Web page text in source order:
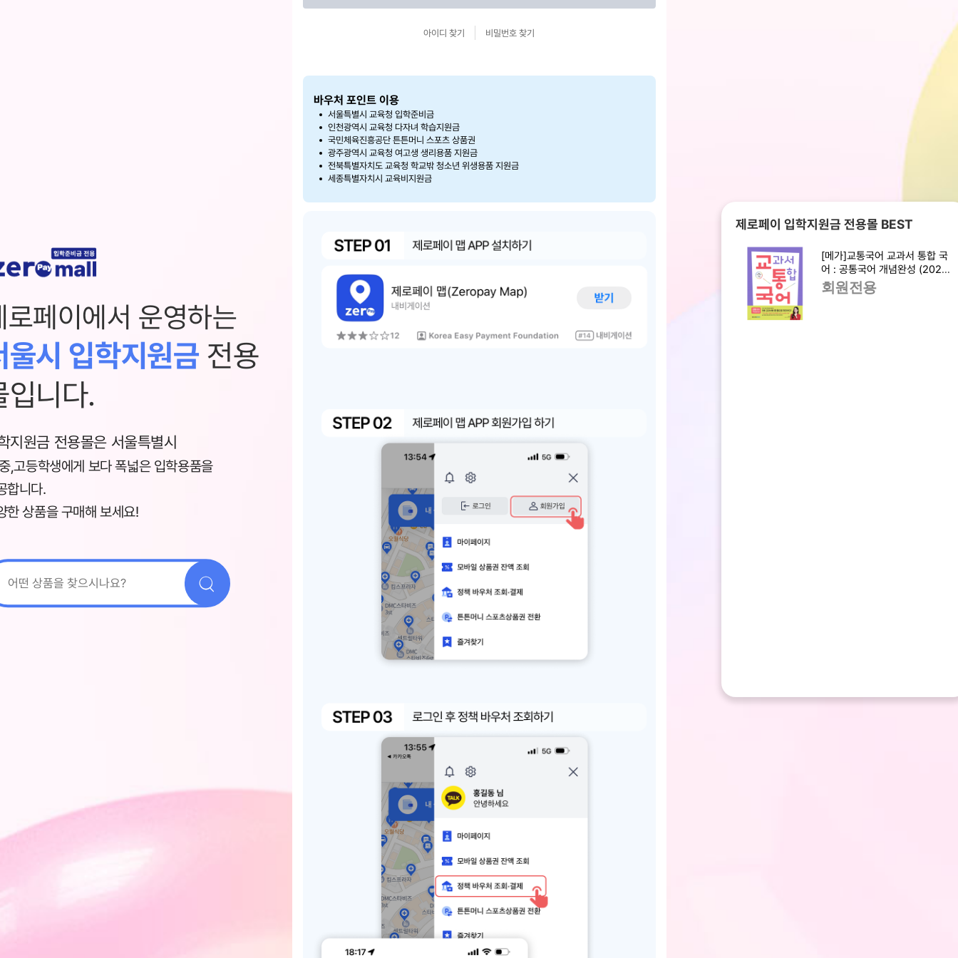
제로페이 입학지원금 전용몰 BEST
[메가]교통국어 교과서 통합 국
어 : 공통국어 개념완성 (2025
년)
회원전용
아이디 찾기 비밀번호 찾기
바우처 포인트 이용
서울특별시 교육청 입학준비금
인천광역시 교육청 다자녀 학습지원금
국민체육진흥공단 튼튼머니 스포츠 상품권
광주광역시 교육청 여고생 생리용품 지원금
전북특별자치도 교육청 학교밖 청소년 위생용품 지원금
세종특별자치시 교육비지원금
로페이에서 운영하는
울시 입학지원금 전용
입니다.
지원금 전용몰은 서울특별시
,고등학생에게 보다 폭넓은 입학용품을
합니다.
한 상품을 구매해 보세요!